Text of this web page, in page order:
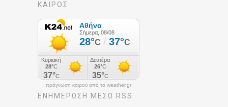
ΚΑΙΡΟΣ
πρόγνωση καιρού από το weather.gr
ΕΝΗΜΈΡΩΣΉ ΜΕΣΩ RSS